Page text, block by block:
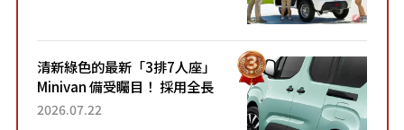
清新綠色的最新「3排7人座」
Minivan 備受矚目！ 採用全長
4.7公尺剛剛好的車身尺寸與
2026.07.22